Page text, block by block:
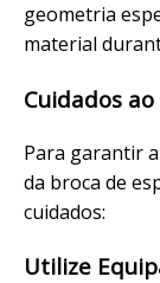
geometria
material
Cuidados
Para garantir
da broca de
cuidados:
Utilize